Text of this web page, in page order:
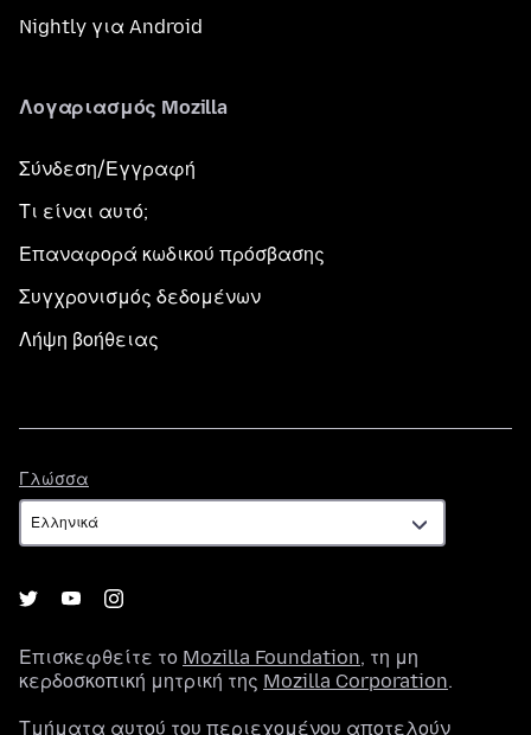
Nightly για Android
Λογαριασμός Mozilla
Σύνδεση/Εγγραφή
Τι είναι αυτό;
Επαναφορά κωδικού πρόσβασης
Συγχρονισμός δεδομένων
Λήψη βοήθειας
Γλώσσα
Επισκεφθείτε το Mozilla Foundation, τη μη
κερδοσκοπική μητρική της Mozilla Corporation.
Τμήματα αυτού του περιεχομένου αποτελούν